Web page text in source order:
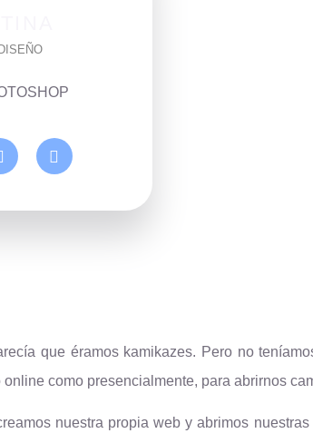
que éramos kamikazes. Pero no
como presencialmente, para abrirnos
nuestra propia web y abrimos